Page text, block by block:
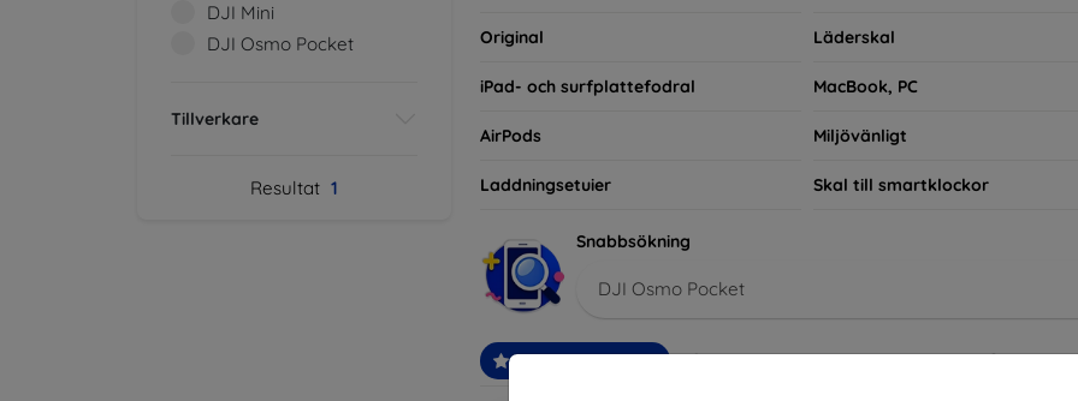
DJI Mini
DJI Osmo Pocket
Tillverkare
Resultat 1
Original Läderskal
iPad- och surfplattefodral MacBook, PC
AirPods Miljövänligt
Laddningsetuier Skal till smartklockor
Snabbsökning
DJI Osmo Pocket
Rekommenderade Bästsäljare Billig Dyrt Nedsatt